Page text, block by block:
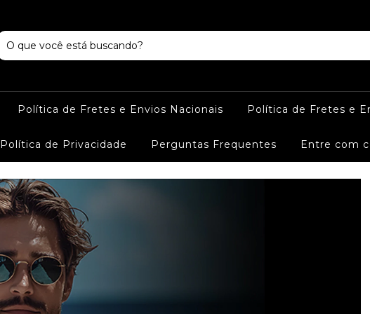
Política de Fretes e Envios Nacionais Política de Fretes e
Política de Privacidade Perguntas Frequentes Entre com